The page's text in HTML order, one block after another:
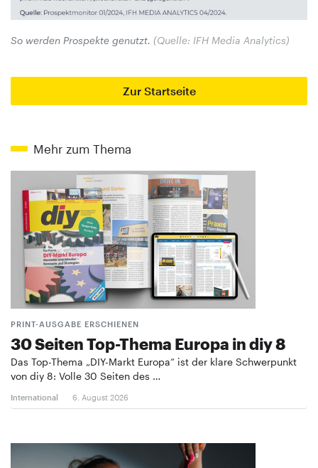
So werden Prospekte genutzt. (Quelle: IFH Media Analytics)
Zur Startseite
Mehr zum Thema
PRINT-AUSGABE ERSCHIENEN
30 Seiten Top-Thema Europa in diy 8
Das Top-Thema „DIY-Markt Europa“ ist der klare Schwerpunkt
von diy 8: Volle 30 Seiten des …
International 6. August 2026